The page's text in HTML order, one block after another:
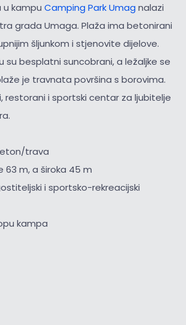
u kampu Camping Park Umag nalazi
grada Umaga. Plaža ima betonirani
šljunkom i stjenovite dijelove.
su besplatni suncobrani, a ležaljke se
je travnata površina s borovima.
restorani i sportski centar za ljubitelje
trava
63 m, a široka 45 m
i sportsko-rekreacijski
kampa